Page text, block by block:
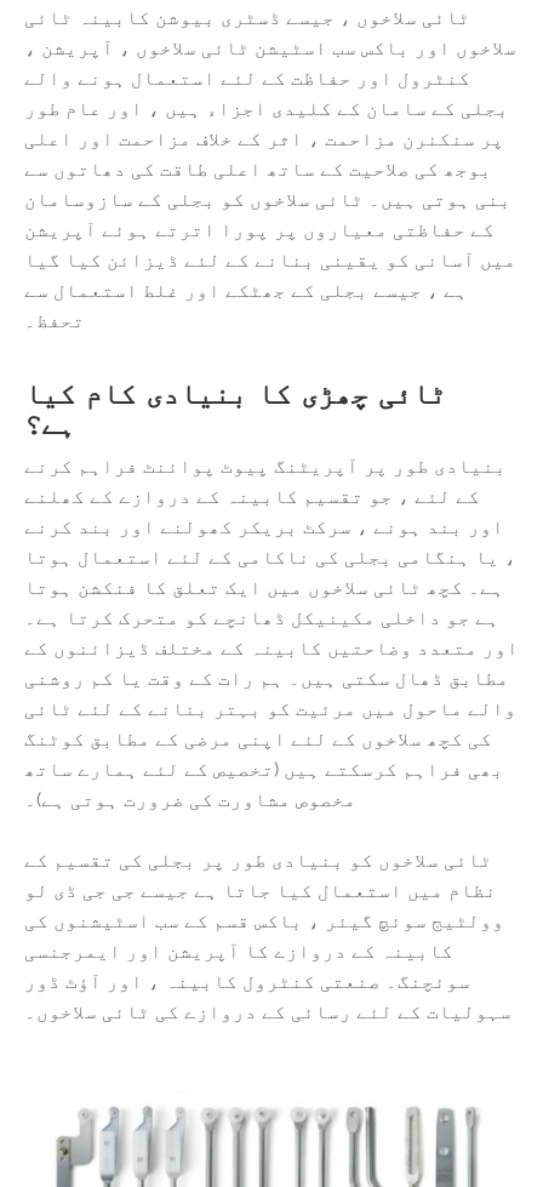
ٹائی سلاخوں ، جیسے ڈسٹری بیوشن کابینہ ٹائی
سلاخوں اور باکس سب اسٹیشن ٹائی سلاخوں ، آپریشن ،
کنٹرول اور حفاظت کے لئے استعمال ہونے والے
بجلی کے سامان کے کلیدی اجزاء ہیں ، اور عام طور
پر سنکنرن مزاحمت ، اثر کے خلاف مزاحمت اور اعلی
بوجھ کی صلاحیت کے ساتھ اعلی طاقت کی دھاتوں سے
بنی ہوتی ہیں۔ ٹائی سلاخوں کو بجلی کے سازوسامان
کے حفاظتی معیاروں پر پورا اترتے ہوئے آپریشن
میں آسانی کو یقینی بنانے کے لئے ڈیزائن کیا گیا
ہے ، جیسے بجلی کے جھٹکے اور غلط استعمال سے
تحفظ۔
ٹائی چھڑی کا بنیادی کام کیا
بنیادی طور پر آپریٹنگ پیوٹ پوائنٹ فراہم کرنے
کے لئے ، جو تقسیم کابینہ کے دروازے کے کھلنے
اور بند ہونے ، سرکٹ بریکر کھولنے اور بند کرنے
، یا ہنگامی بجلی کی ناکامی کے لئے استعمال ہوتا
ہے۔ کچھ ٹائی سلاخوں میں ایک تعلق کا فنکشن ہوتا
ہے جو داخلی مکینیکل ڈھانچے کو متحرک کرتا ہے۔
اور متعدد وضاحتیں کابینہ کے مختلف ڈیزائنوں کے
مطابق ڈھال سکتی ہیں۔ ہم رات کے وقت یا کم روشنی
والے ماحول میں مرئیت کو بہتر بنانے کے لئے ٹائی
کی کچھ سلاخوں کے لئے اپنی مرضی کے مطابق کوٹنگ
بھی فراہم کرسکتے ہیں (تخصیص کے لئے ہمارے ساتھ
مخصوص مشاورت کی ضرورت ہوتی ہے)۔
ٹائی سلاخوں کو بنیادی طور پر بجلی کی تقسیم کے
نظام میں استعمال کیا جاتا ہے جیسے جی جی ڈی لو
وولٹیج سوئچ گیئر ، باکس قسم کے سب اسٹیشنوں کی
کابینہ کے دروازے کا آپریشن اور ایمرجنسی
سوئچنگ۔ صنعتی کنٹرول کابینہ ، اور آؤٹ ڈور
سہولیات کے لئے رسائی کے دروازے کی ٹائی سلاخوں۔